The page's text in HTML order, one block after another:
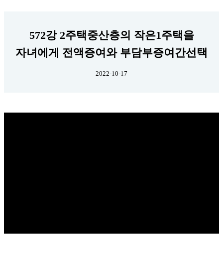
572강 2주택중산층의 작은1주택을
자녀에게 전액증여와 부담부증여간선택
2022-10-17